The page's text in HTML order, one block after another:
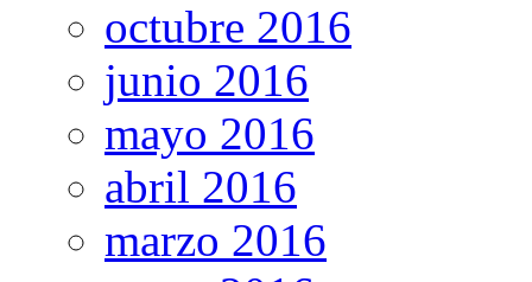
octubre 2016
junio 2016
mayo 2016
abril 2016
marzo 2016